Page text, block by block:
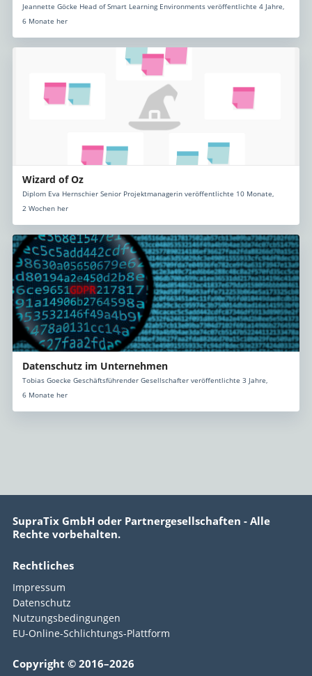
Jeannette Göcke Head of Smart Learning Environments veröffentlichte 4 Jahre,
6 Monate her
Wizard of Oz
Diplom Eva Hernschier Senior Projektmanagerin veröffentlichte 10 Monate,
2 Wochen her
Datenschutz im Unternehmen
Tobias Goecke Geschäftsführender Gesellschafter veröffentlichte 3 Jahre,
6 Monate her
SupraTix GmbH oder Partnergesellschaften - Alle
Rechte vorbehalten.
Rechtliches
Impressum
Datenschutz
Nutzungsbedingungen
EU-Online-Schlichtungs-Plattform
Copyright © 2016–2026